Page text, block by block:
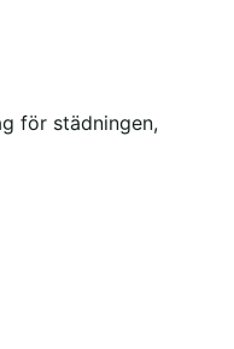
för städningen,